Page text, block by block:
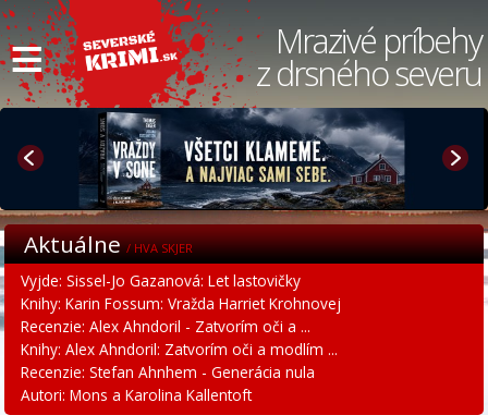
≡ Mrazivé príbehy
z drsného severu
Aktuálne/ HVA SKJER
Vyjde: Sissel-Jo Gazanová: Let lastovičky
Knihy: Karin Fossum: Vražda Harriet Krohnovej
Recenzie: Alex Ahndoril - Zatvorím oči a ...
Knihy: Alex Ahndoril: Zatvorím oči a modlím ...
Recenzie: Stefan Ahnhem - Generácia nula
Autori: Mons a Karolina Kallentoft